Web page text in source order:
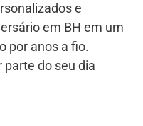
e
em BH em um
por anos a fio.
parte do seu dia